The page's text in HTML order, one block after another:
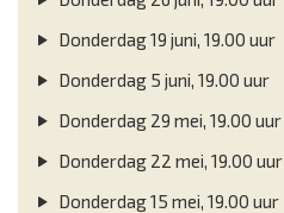
Donderdag 19 juni, 19.00 uur
Donderdag 5 juni, 19.00 uur
Donderdag 29 mei, 19.00 uur
Donderdag 22 mei, 19.00 uur
Donderdag 15 mei, 19.00 uur